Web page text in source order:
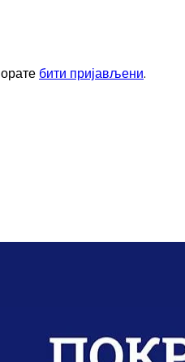
бити пријављени.